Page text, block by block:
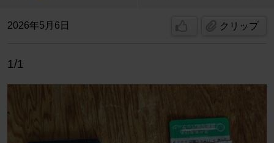
2026年5月6日 クリップ
1/1